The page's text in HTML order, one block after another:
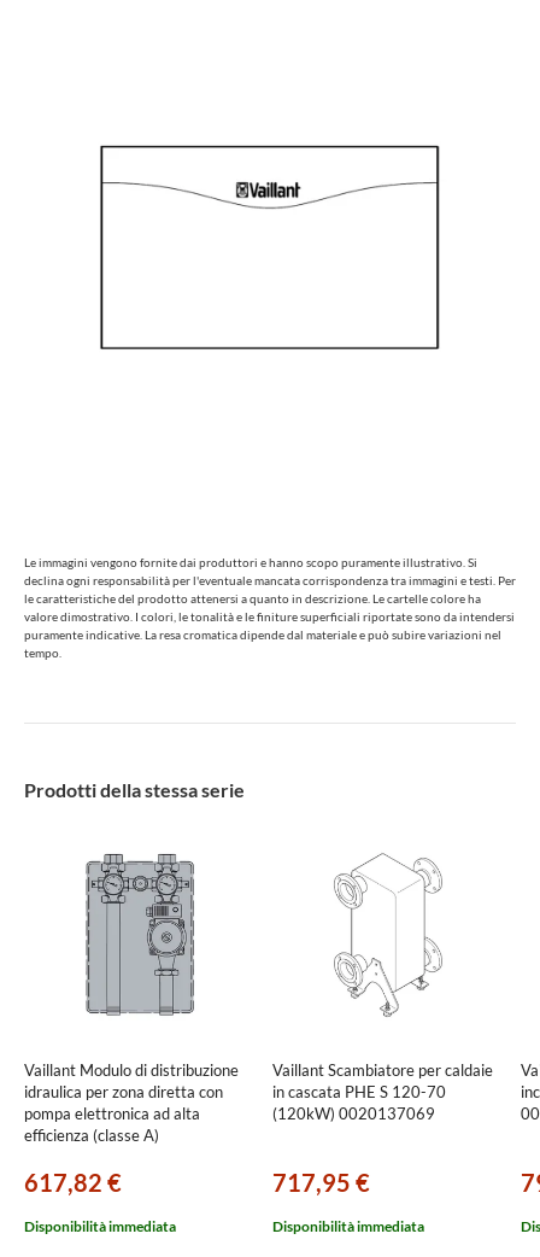
Le immagini vengono fornite dai produttori e hanno scopo puramente illustrativo. Si
declina ogni responsabilità per l'eventuale mancata corrispondenza tra immagini e testi. Per
le caratteristiche del prodotto attenersi a quanto in descrizione. Le cartelle colore ha
valore dimostrativo. I colori, le tonalità e le finiture superficiali riportate sono da intendersi
puramente indicative. La resa cromatica dipende dal materiale e può subire variazioni nel
tempo.
Prodotti della stessa serie
Vaillant Modulo di distribuzione
idraulica per zona diretta con
pompa elettronica ad alta
efficienza (classe A)
617,82 €
Disponibilità immediata
Vaillant Scambiatore per caldaie
in cascata PHE S 120-70
(120kW) 0020137069
717,95 €
Disponibilità immediata